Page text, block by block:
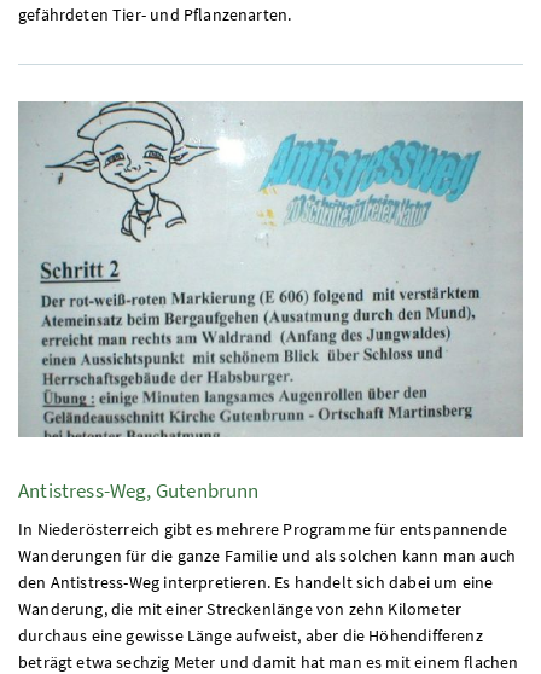
gefährdeten Tier- und Pflanzenarten.
Antistress-Weg, Gutenbrunn
In Niederösterreich gibt es mehrere Programme für entspannende
Wanderungen für die ganze Familie und als solchen kann man auch
den Antistress-Weg interpretieren. Es handelt sich dabei um eine
Wanderung, die mit einer Streckenlänge von zehn Kilometer
durchaus eine gewisse Länge aufweist, aber die Höhendifferenz
beträgt etwa sechzig Meter und damit hat man es mit einem flachen